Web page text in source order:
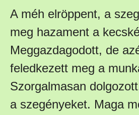
A méh elröppent, a
meg hazament a
Meggazdagodott, de
feledkezett meg a
Szorgalmasan
a szegényeket. Maga